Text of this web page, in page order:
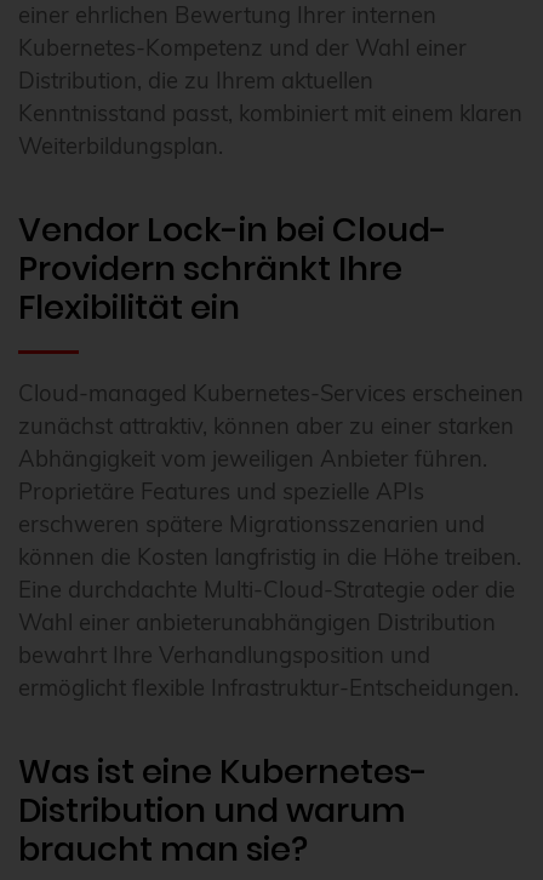
einer ehrlichen Bewertung Ihrer internen
Kubernetes-Kompetenz und der Wahl einer
Distribution, die zu Ihrem aktuellen
Kenntnisstand passt, kombiniert mit einem klaren
Weiterbildungsplan.
Vendor Lock-in bei Cloud-
Providern schränkt Ihre
Flexibilität ein
Cloud-managed Kubernetes-Services erscheinen
zunächst attraktiv, können aber zu einer starken
Abhängigkeit vom jeweiligen Anbieter führen.
Proprietäre Features und spezielle APIs
erschweren spätere Migrationsszenarien und
können die Kosten langfristig in die Höhe treiben.
Eine durchdachte Multi-Cloud-Strategie oder die
Wahl einer anbieterunabhängigen Distribution
bewahrt Ihre Verhandlungsposition und
ermöglicht flexible Infrastruktur-Entscheidungen.
Was ist eine Kubernetes-
Distribution und warum
braucht man sie?